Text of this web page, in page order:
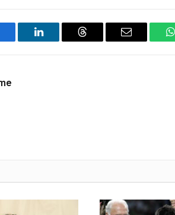
LinkedIn Threads Email